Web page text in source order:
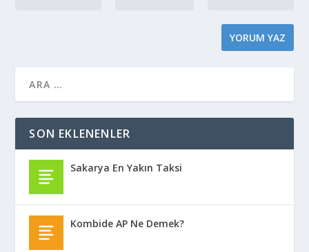
SON EKLENENLER
Sakarya En Yakın Taksi
Kombide AP Ne Demek?